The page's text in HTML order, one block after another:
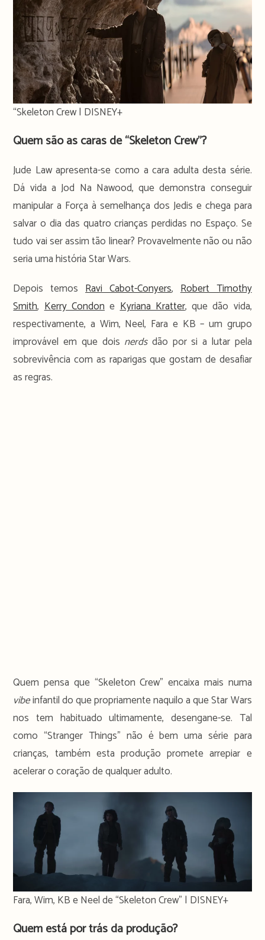
“Skeleton Crew | DISNEY+
Quem são as caras de “Skeleton Crew”?
Jude Law apresenta-se como a cara adulta desta série.
Dá vida a Jod Na Nawood, que demonstra conseguir
manipular a Força à semelhança dos Jedis e chega para
salvar o dia das quatro crianças perdidas no Espaço. Se
tudo vai ser assim tão linear? Provavelmente não ou não
seria uma história Star Wars.
Depois temosRavi Cabot-Conyers,Robert Timothy
Smith,Kerry CondoneKyriana Kratter, que dão vida,
respectivamente, a Wim, Neel, Fara e KB – um grupo
improvável em que dois nerdsdão por si a lutar pela
sobrevivência com as raparigas que gostam de desafiar
as regras.
Quem pensa que “Skeleton Crew” encaixa mais numa
vibeinfantil do que propriamente naquilo a que Star Wars
nos tem habituado ultimamente, desengane-se. Tal
como “Stranger Things” não é bem uma série para
crianças, também esta produção promete arrepiar e
acelerar o coração de qualquer adulto.
Fara, Wim, KB e Neel de “Skeleton Crew” | DISNEY+
Quem está por trás da produção?